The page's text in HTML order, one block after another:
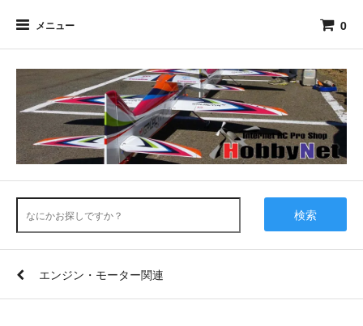
メニュー 0
検索
エンジン・モーター関連